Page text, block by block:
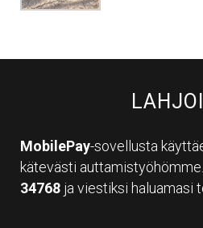
MobilePay-sovellusta
kätevästi
34768 ja viestiksi haluamasi